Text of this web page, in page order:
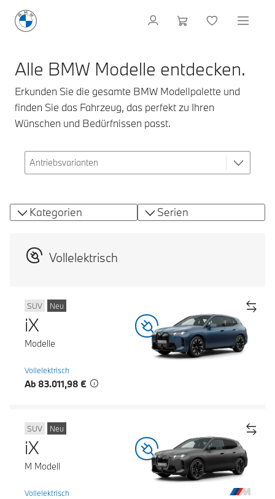
Alle BMW Modelle entdecken.
Erkunden Sie die gesamte BMW Modellpalette und
finden Sie das Fahrzeug, das perfekt zu Ihren
Wünschen und Bedürfnissen passt.
Kategorien Serien
Vollelektrisch
SUV Neu
iX
Modelle
Vollelektrisch
Ab 83.011,98 €
SUV Neu
iX
M Modell
Vollelektrisch